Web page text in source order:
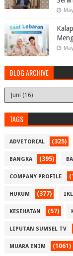
BLOG ARCHIVE
TAGS
ADVETORIAL (325)
BANGKA (395)
COMPANY PROFILE
HUKUM (377)
KESEHATAN (57)
LIPUTAN SUMSEL TV
MUARA ENIM (1061)